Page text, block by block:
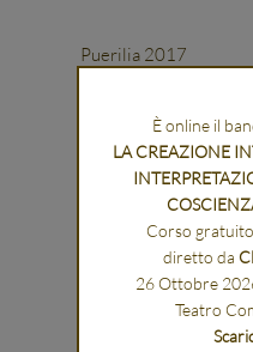
Puerilia 2017
È online il
LA CREAZIONE
Corso
diretto da
26 Ottobre
Teatro